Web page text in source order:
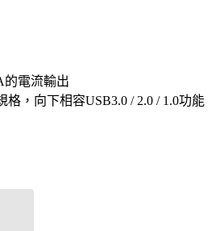
的電流輸出
格，向下相容USB3.0 / 2.0 / 1.0功能